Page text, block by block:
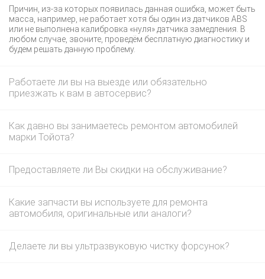
Причин, из-за которых появилась данная ошибка, может быть
масса, например, не работает хотя бы один из датчиков ABS
или не выполнена калибровка «нуля» датчика замедления. В
любом случае, звоните, проведём бесплатную диагностику и
будем решать данную проблему.
Работаете ли вы на выезде или обязательно
приезжать к вам в автосервис?
Как давно вы занимаетесь ремонтом автомобилей
марки Тойота?
Предоставляете ли Вы скидки на обслуживание?
Какие запчасти вы используете для ремонта
автомобиля, оригинальные или аналоги?
Делаете ли вы ультразвуковую чистку форсунок?